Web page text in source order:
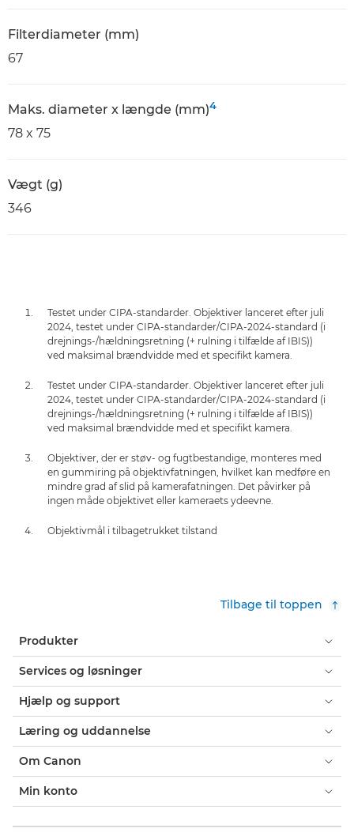
Filterdiameter (mm)
67
Maks. diameter x længde (mm)4
78 x 75
Vægt (g)
346
Testet under CIPA-standarder. Objektiver lanceret efter juli
2024, testet under CIPA-standarder/CIPA-2024-standard (i
drejnings-/hældningsretning (+ rulning i tilfælde af IBIS))
ved maksimal brændvidde med et specifikt kamera.
Testet under CIPA-standarder. Objektiver lanceret efter juli
2024, testet under CIPA-standarder/CIPA-2024-standard (i
drejnings-/hældningsretning (+ rulning i tilfælde af IBIS))
ved maksimal brændvidde med et specifikt kamera.
Objektiver, der er støv- og fugtbestandige, monteres med
en gummiring på objektivfatningen, hvilket kan medføre en
mindre grad af slid på kamerafatningen. Det påvirker på
ingen måde objektivet eller kameraets ydeevne.
Objektivmål i tilbagetrukket tilstand
Tilbage til toppen
Produkter
Services og løsninger
Hjælp og support
Læring og uddannelse
Om Canon
Min konto